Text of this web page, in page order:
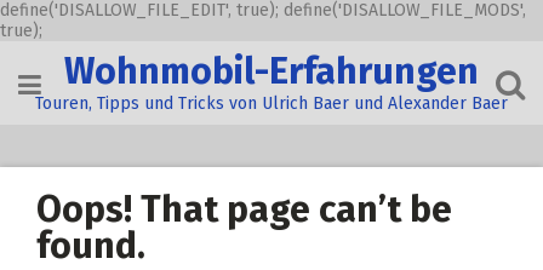
define('DISALLOW_FILE_EDIT', true); define('DISALLOW_FILE_MODS',
true);
content
Wohnmobil-Erfahrungen
Touren, Tipps und Tricks von Ulrich Baer und Alexander Baer
Oops! That page can’t be
found.